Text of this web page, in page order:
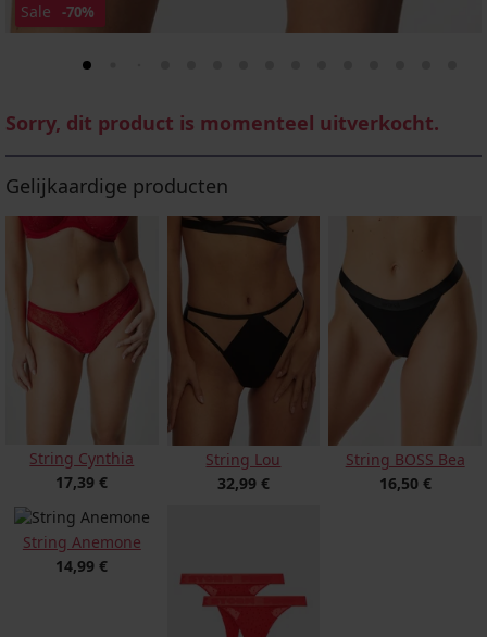
Sale -70%
Sorry, dit product is momenteel uitverkocht.
Gelijkaardige producten
String Cynthia
17,39 €
String Lou
32,99 €
String BOSS Bea
16,50 €
String Anemone
14,99 €